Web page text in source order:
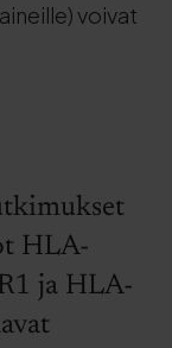
voivat
HLA-
ja HLA-